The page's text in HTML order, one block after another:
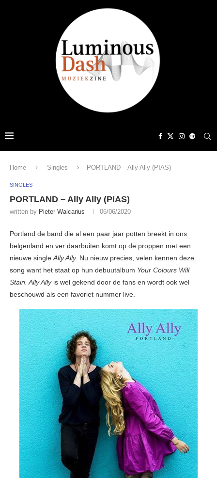
Home Singles PORTLAND – Ally Ally (PIAS)
SINGLES
PORTLAND – Ally Ally (PIAS)
written by Pieter Walcarius 06/06/2020
Portland de band die al een paar jaar potten breekt in ons
belgenland en ver daarbuiten komt op de proppen met een
nieuwe singleAlly Ally. Nu nieuw precies, velen kennen deze
song want het staat op hun debuutalbum Your Colours Will
Stain. Ally Allyis wel gekend door de fans en wordt ook wel
beschouwd als een favoriet nummer live.